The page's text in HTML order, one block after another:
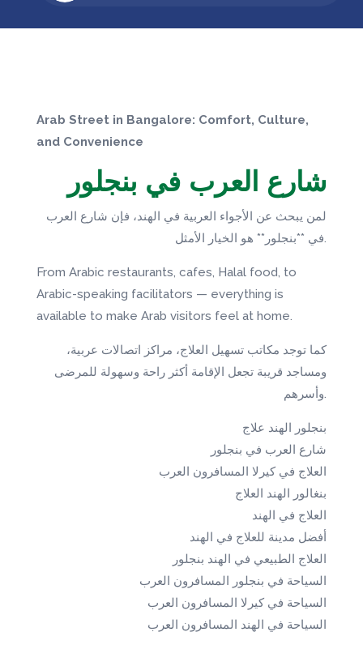
Arab Street in Bangalore: Comfort, Culture,
and Convenience
شارع العرب في بنجلور
لمن يبحث عن الأجواء العربية في الهند، فإن شارع العرب
في **بنجلور** هو الخيار الأمثل.
From Arabic restaurants, cafes, Halal food, to
Arabic-speaking facilitators — everything is
available to make Arab visitors feel at home.
كما توجد مكاتب تسهيل العلاج، مراكز اتصالات عربية،
ومساجد قريبة تجعل الإقامة أكثر راحة وسهولة للمرضى
وأسرهم.
بنجلور الهند علاج
شارع العرب في بنجلور
العلاج في كيرلا المسافرون العرب
بنغالور الهند العلاج
العلاج في الهند
أفضل مدينة للعلاج في الهند
العلاج الطبيعي في الهند بنجلور
السياحة في بنجلور المسافرون العرب
السياحة في كيرلا المسافرون العرب
السياحة في الهند المسافرون العرب